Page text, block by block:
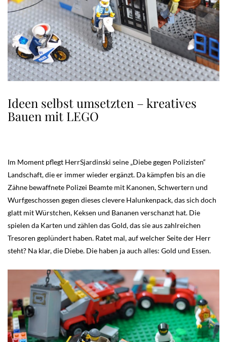
Ideen selbst umsetzten – kreatives
Bauen mit LEGO
Im Moment pflegt HerrSjardinski seine „Diebe gegen Polizisten“
Landschaft, die er immer wieder ergänzt. Da kämpfen bis an die
Zähne bewaffnete Polizei Beamte mit Kanonen, Schwertern und
Wurfgeschossen gegen dieses clevere Halunkenpack, das sich doch
glatt mit Würstchen, Keksen und Bananen verschanzt hat. Die
spielen da Karten und zählen das Gold, das sie aus zahlreichen
Tresoren geplündert haben. Ratet mal, auf welcher Seite der Herr
steht? Na klar, die Diebe. Die haben ja auch alles: Gold und Essen.